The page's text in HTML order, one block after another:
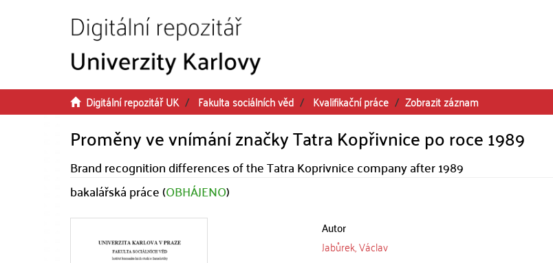
Digitální repozitář UK Fakulta sociálních věd Kvalifikační práce Zobrazit záznam
Proměny ve vnímání značky Tatra Kopřivnice po roce 1989
Brand recognition differences of the Tatra Koprivnice company after 1989
bakalářská práce (OBHÁJENO)
Autor
Jabůrek, Václav